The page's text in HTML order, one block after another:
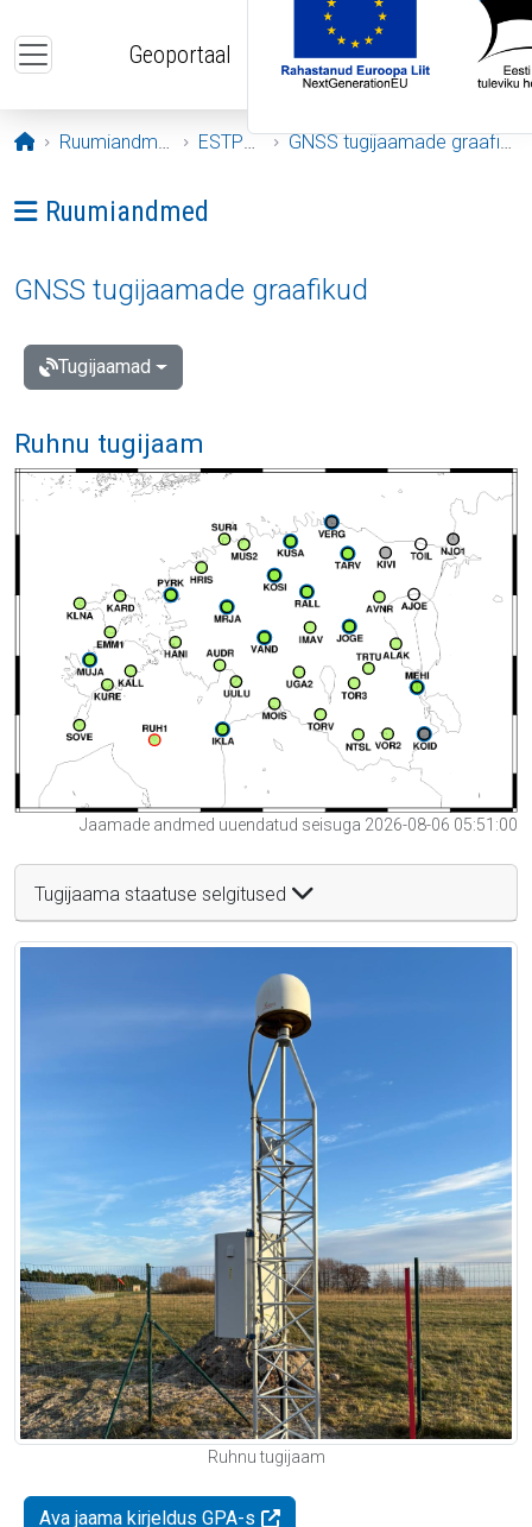
Geoportaal
Avaleht
Ruumiandmed ESTPOS GNSS tugijaamade graafikud
Ava menüü: Ruumiandmed
Ruumiandmed
GNSS tugijaamade graafikud
Tugijaamad
Ruhnu tugijaam
Jaamade andmed uuendatud seisuga 2026-08-06 05:51:00
Tugijaama staatuse selgitused
Ruhnu tugijaam
Ava jaama kirjeldus GPA-s